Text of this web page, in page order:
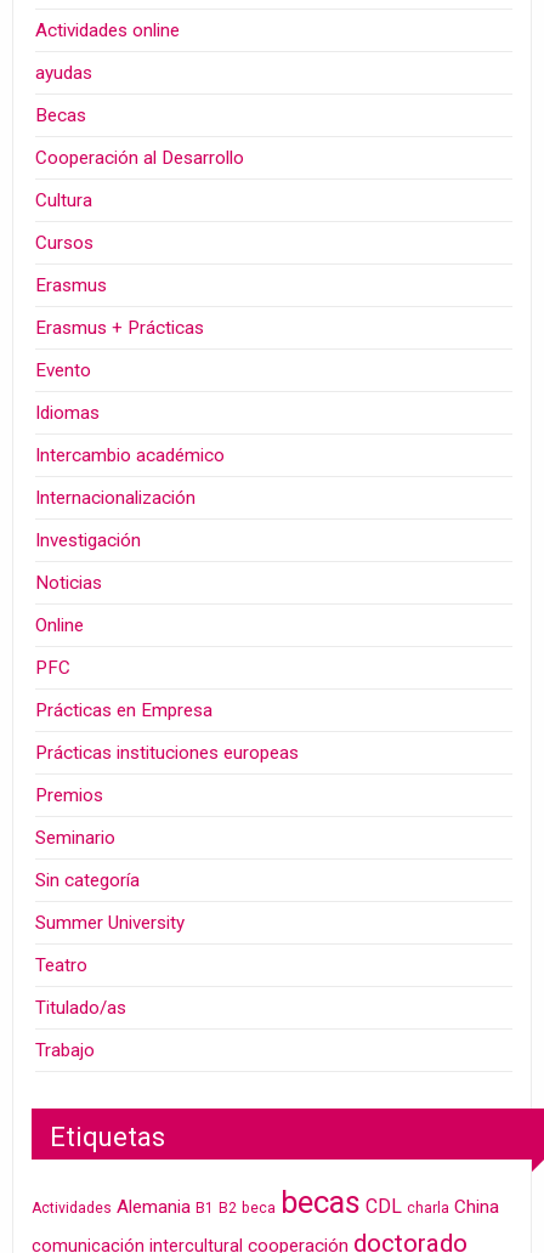
Actividades online
ayudas
Becas
Cooperación al Desarrollo
Cultura
Cursos
Erasmus
Erasmus + Prácticas
Evento
Idiomas
Intercambio académico
Internacionalización
Investigación
Noticias
Online
PFC
Prácticas en Empresa
Prácticas instituciones europeas
Premios
Seminario
Sin categoría
Summer University
Teatro
Titulado/as
Trabajo
Etiquetas
Actividades Alemania B1 B2 beca becas CDL charla China
comunicación intercultural cooperación doctorado